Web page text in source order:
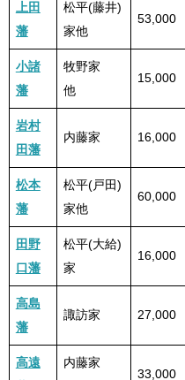
上田
藩
松平(藤井)
家他
53,000
小諸
藩
牧野家
他
15,000
岩村
田藩
内藤家 16,000
松本
藩
松平(戸田)
家他
60,000
田野
口藩
松平(大給)
家
16,000
高島
藩
諏訪家 27,000
高遠
内藤家
33,000